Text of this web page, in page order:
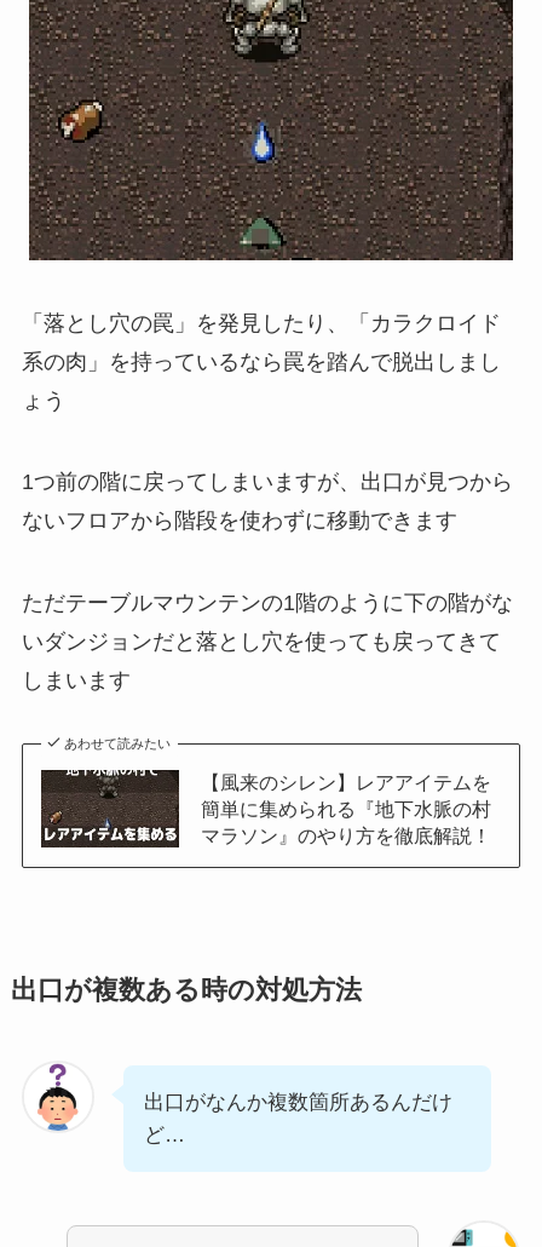
「落とし穴の罠」を発見したり、「カラクロイド
系の肉」を持っているなら罠を踏んで脱出しまし
ょう
1つ前の階に戻ってしまいますが、出口が見つから
ないフロアから階段を使わずに移動できます
ただテーブルマウンテンの1階のように下の階がな
いダンジョンだと落とし穴を使っても戻ってきて
しまいます
あわせて読みたい
【風来のシレン】レアアイテムを
簡単に集められる『地下水脈の村
マラソン』のやり方を徹底解説！
出口が複数ある時の対処方法
出口がなんか複数箇所あるんだけ
ど…